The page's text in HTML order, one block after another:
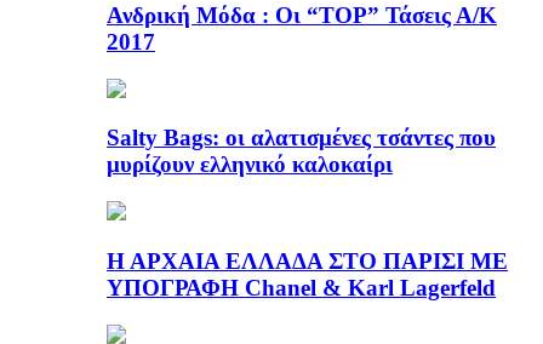
Ανδρική Μόδα : Οι “TOP” Τάσεις Α/Κ
2017
Salty Bags: οι αλατισμένες τσάντες που
μυρίζουν ελληνικό καλοκαίρι
Η ΑΡΧΑΙΑ ΕΛΛΑΔΑ ΣΤΟ ΠΑΡΙΣΙ ΜΕ
ΥΠΟΓΡΑΦΗ Chanel & Karl Lagerfeld